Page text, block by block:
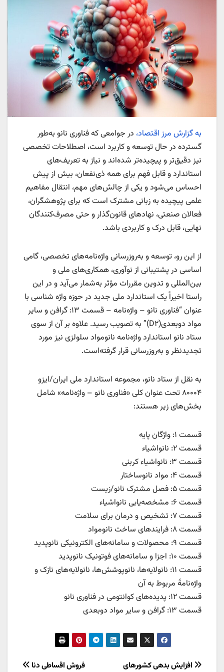
به گزارش مرز اقتصاد، در جوامعی که فناوری نانو به‌طور
گسترده در حال توسعه و کاربرد است، اصطلاحات تخصصی
نیز دقیق‌تر و پیچیده‌تر شده‌اند و نیاز به تعریف‌های
استاندارد و قابل فهم برای همه ذی‌نفعان، بیش از پیش
احساس می‌شود و یکی از چالش‌های مهم، انتقال مفاهیم
علمی پیچیده به زبانی مشترک است که برای پژوهشگران،
فعالان صنعتی، نهادهای قانون‌گذار و حتی مصرف‌کنندگان
نهایی، قابل درک و کاربردی باشد.
از این رو، توسعه و به‌روزرسانی واژه‌نامه‌های تخصصی، گامی
اساسی در پشتیبانی از نوآوری، همکاری‌های ملی و
بین‌المللی و تدوین مقررات مؤثر به‌شمار می‌آید و در این
راستا اخیراً یک استاندارد ملی جدید در حوزه واژه‌ شناسی با
عنوان “فناوری نانو – واژه‌نامه – قسمت ۱۳: گرافن و سایر
مواد دوبعدی(D۲)” به تصویب رسید. علاوه بر آن از سوی
ستاد نانو استاندارد واژه‌نامه نانومواد سلولزی نیز مورد
تجدیدنظر و به‌روزرسانی قرار گرفته‌است.
به نقل از ستاد نانو، مجموعه استاندارد ملی ایران/ایزو
۸۰۰۰۴ تحت عنوان کلی «فناوری نانو – واژه‌نامه» شامل
بخش‌های زیر هستند:
قسمت ۱: واژگان پایه
قسمت ۲: نانواشیاء
قسمت ۳: نانواشیاء کربنی
قسمت ۴: مواد نانوساختار
قسمت ۵: فصل مشترک نانو/زیست
قسمت ۶: مشخصه‌یابی نانواشیاء
قسمت ۷: تشخیص و درمان برای سلامت
قسمت ۸: فرایندهای ساخت نانومواد
قسمت ۹: محصولات و سامانه‌های الکترونیکی نانوپدید
قسمت ۱۰: اجزا و سامانه‌های فوتونیک نانوپدید
قسمت ۱۱: نانولایه‌ها، نانوپوشش‌ها، نانولایه‌های نازک و
واژه‌نامهٔ مربوط به آن
قسمت ۱۲: پدیده‌های کوانتومی در فناوری نانو
قسمت ۱۳: گرافن و سایر مواد دوبعدی
فروش اقساطی دنا
افزایش بدهی کشورهای